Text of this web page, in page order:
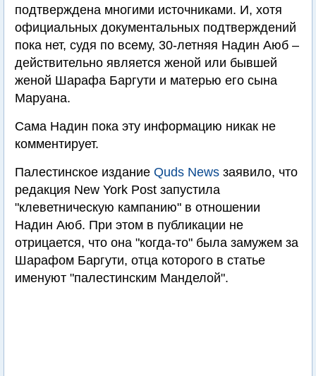
подтверждена многими источниками. И, хотя
официальных документальных подтверждений
пока нет, судя по всему, 30-летняя Надин Аюб –
действительно является женой или бывшей
женой Шарафа Баргути и матерью его сына
Маруана.
Сама Надин пока эту информацию никак не
комментирует.
Палестинское издание Quds News заявило, что
редакция New York Post запустила
"клеветническую кампанию" в отношении
Надин Аюб. При этом в публикации не
отрицается, что она "когда-то" была замужем за
Шарафом Баргути, отца которого в статье
именуют "палестинским Манделой".